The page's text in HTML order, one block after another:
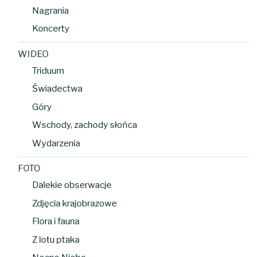
Nagrania
Koncerty
WIDEO
Triduum
Świadectwa
Góry
Wschody, zachody słońca
Wydarzenia
FOTO
Dalekie obserwacje
Zdjęcia krajobrazowe
Flora i fauna
Z lotu ptaka